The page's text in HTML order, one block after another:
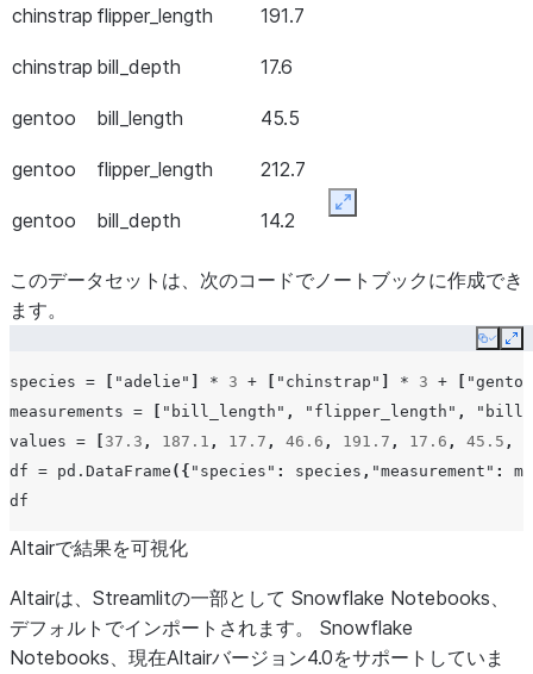
chinstrap flipper_length 191.7
chinstrap bill_depth 17.6
gentoo bill_length 45.5
gentoo flipper_length 212.7
gentoo bill_depth 14.2 Expand
このデータセットは、次のコードでノートブックに作成でき
ます。
Copy
species = "adelie" * 3 + "chinstrap" * 3 +
measurements = "bill_length" , "flipper_length" ,
values = 37.3 , 187.1 , 17.7 , 46.6 , 191.7 , 17.6 , 45.5 ,
df = pd . DataFrame ({ "species" : species , "measurement" :
df
Altairで結果を可視化
Altairは、Streamlitの一部として Snowflake Notebooks、
デフォルトでインポートされます。 Snowflake
Notebooks、現在Altairバージョン4.0をサポートしていま